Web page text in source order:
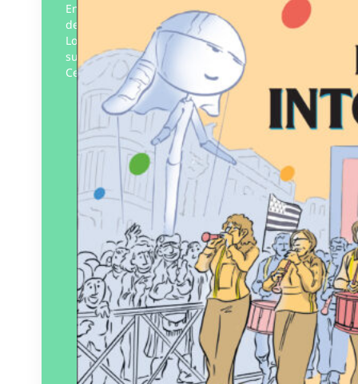
Entre carnet de voyage et reportage
dessiné, Le Festival Interceltique de
Lorient est la première bande dessinée
sur le plus grand rassemblement des
Celtes au monde. Elle existe…
Éditeur :
Éditions
Rouquemoute
Paru le
09/07/2025